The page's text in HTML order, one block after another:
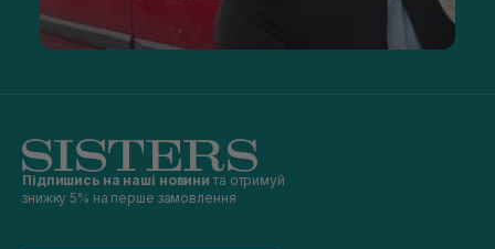
Підпишись на наші новини та отримуй
знижку 5% на перше замовлення